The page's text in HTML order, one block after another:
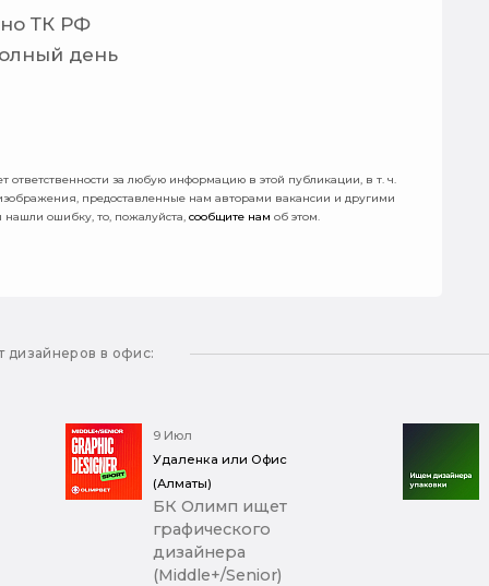
ТК РФ
день
ответственности за любую информацию в этой публикации, в т. ч.
предоставленные нам авторами вакансии и другими
ошибку, то, пожалуйста, сообщите нам об этом.
дизайнеров в офис:
9 Июл
Удаленка или Офис
(Алматы)
БК Олимп ищет
графического
дизайнера
(Middle+/Senior)